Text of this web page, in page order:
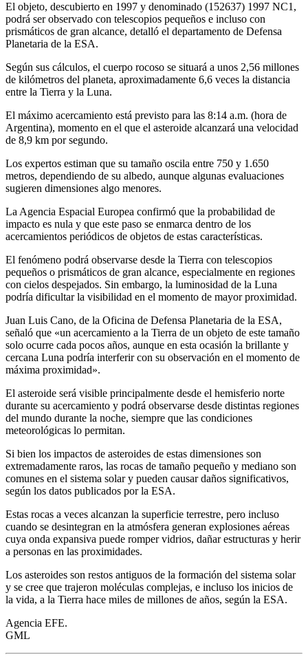
El objeto, descubierto en 1997 y denominado (152637) 1997 NC1,
podrá ser observado con telescopios pequeños e incluso con
prismáticos de gran alcance, detalló el departamento de Defensa
Planetaria de la ESA.
Según sus cálculos, el cuerpo rocoso se situará a unos 2,56 millones
de kilómetros del planeta, aproximadamente 6,6 veces la distancia
entre la Tierra y la Luna.
El máximo acercamiento está previsto para las 8:14 a.m. (hora de
Argentina), momento en el que el asteroide alcanzará una velocidad
de 8,9 km por segundo.
Los expertos estiman que su tamaño oscila entre 750 y 1.650
metros, dependiendo de su albedo, aunque algunas evaluaciones
sugieren dimensiones algo menores.
La Agencia Espacial Europea confirmó que la probabilidad de
impacto es nula y que este paso se enmarca dentro de los
acercamientos periódicos de objetos de estas características.
El fenómeno podrá observarse desde la Tierra con telescopios
pequeños o prismáticos de gran alcance, especialmente en regiones
con cielos despejados. Sin embargo, la luminosidad de la Luna
podría dificultar la visibilidad en el momento de mayor proximidad.
Juan Luis Cano, de la Oficina de Defensa Planetaria de la ESA,
señaló que «un acercamiento a la Tierra de un objeto de este tamaño
solo ocurre cada pocos años, aunque en esta ocasión la brillante y
cercana Luna podría interferir con su observación en el momento de
máxima proximidad».
El asteroide será visible principalmente desde el hemisferio norte
durante su acercamiento y podrá observarse desde distintas regiones
del mundo durante la noche, siempre que las condiciones
meteorológicas lo permitan.
Si bien los impactos de asteroides de estas dimensiones son
extremadamente raros, las rocas de tamaño pequeño y mediano son
comunes en el sistema solar y pueden causar daños significativos,
según los datos publicados por la ESA.
Estas rocas a veces alcanzan la superficie terrestre, pero incluso
cuando se desintegran en la atmósfera generan explosiones aéreas
cuya onda expansiva puede romper vidrios, dañar estructuras y herir
a personas en las proximidades.
Los asteroides son restos antiguos de la formación del sistema solar
y se cree que trajeron moléculas complejas, e incluso los inicios de
la vida, a la Tierra hace miles de millones de años, según la ESA.
Agencia EFE.
GML